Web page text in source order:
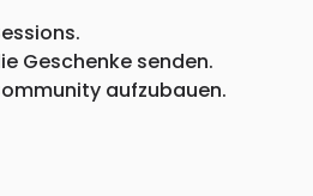
Geschenke senden.
aufzubauen.